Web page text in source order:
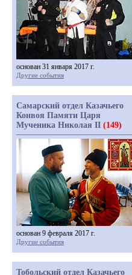
основан 31 января 2017 г.
Другие события
Самарский отдел Казачьего
Конвоя Памяти Царя
Мученика Николая II (149)
основан 9 февраля 2017 г.
Другие события
Тобольский отдел Казачьего